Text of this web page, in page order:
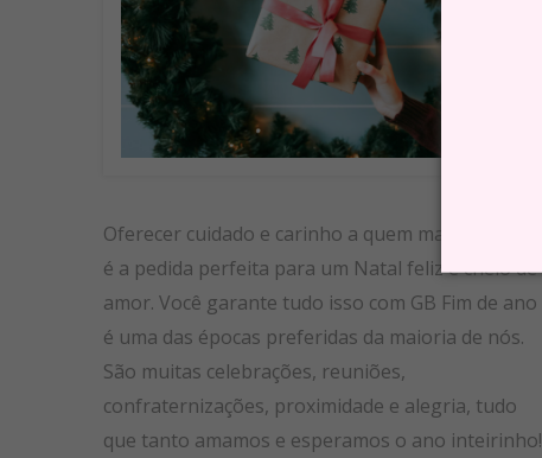
Oferecer cuidado e carinho a quem mais amamos
é a pedida perfeita para um Natal feliz e cheio de
amor. Você garante tudo isso com GB Fim de ano
é uma das épocas preferidas da maioria de nós.
São muitas celebrações, reuniões,
confraternizações, proximidade e alegria, tudo
que tanto amamos e esperamos o ano inteirinho!